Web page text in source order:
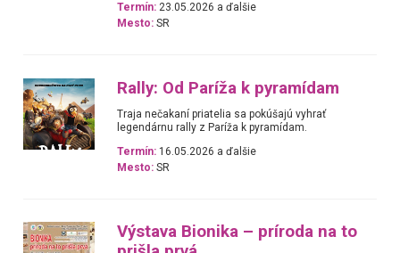
Termín: 23.05.2026 a ďalšie
Mesto: SR
Rally: Od Paríža k pyramídam
Traja nečakaní priatelia sa pokúšajú vyhrať
legendárnu rally z Paríža k pyramídam.
Termín: 16.05.2026 a ďalšie
Mesto: SR
Výstava Bionika – príroda na to